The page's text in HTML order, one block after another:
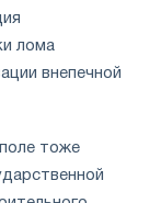
лома
внепечной
тоже